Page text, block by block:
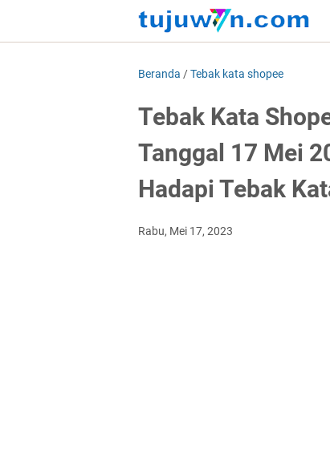
Beranda /Tebak kata shopee
Tebak Kata
Tanggal 17 Mei
Hadapi Tebak
Rabu, Mei 17, 2023